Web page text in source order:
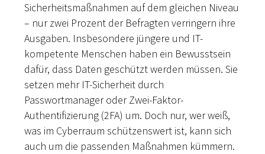
Sicherheitsmaßnahmen auf dem gleichen Niveau
– nur zwei Prozent der Befragten verringern ihre
Ausgaben. Insbesondere jüngere und IT-
kompetente Menschen haben ein Bewusstsein
dafür, dass Daten geschützt werden müssen. Sie
setzen mehr IT-Sicherheit durch
Passwortmanager oder Zwei-Faktor-
Authentifizierung (2FA) um. Doch nur, wer weiß,
was im Cyberraum schützenswert ist, kann sich
auch um die passenden Maßnahmen kümmern.